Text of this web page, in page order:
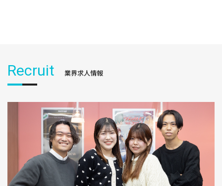
Recruit 業界求人情報